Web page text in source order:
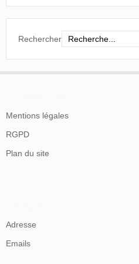
3.
Rechercher
Mentions légales
RGPD
Plan du site
Adresse
Emails